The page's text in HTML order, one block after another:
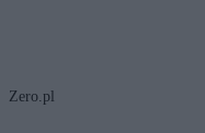
Zero.pl